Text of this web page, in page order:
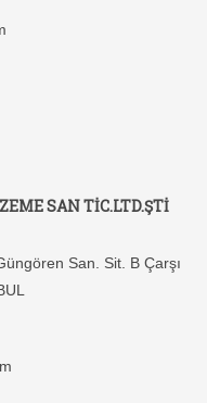
SAN TİC.LTD.ŞTİ
San. Sit. B Çarşı